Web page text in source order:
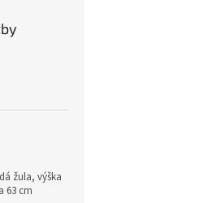
žula, výška
63 cm